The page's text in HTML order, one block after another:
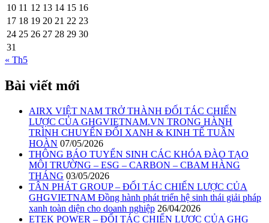
10 11 12 13 14 15 16
17 18 19 20 21 22 23
24 25 26 27 28 29 30
31
« Th5
Bài viết mới
AIRX VIỆT NAM TRỞ THÀNH ĐỐI TÁC CHIẾN
LƯỢC CỦA GHGVIETNAM.VN TRONG HÀNH
TRÌNH CHUYỂN ĐỔI XANH & KINH TẾ TUẦN
HOÀN 07/05/2026
THÔNG BÁO TUYỂN SINH CÁC KHÓA ĐÀO TẠO
MÔI TRƯỜNG – ESG – CARBON – CBAM HÀNG
THÁNG 03/05/2026
TÂN PHÁT GROUP – ĐỐI TÁC CHIẾN LƯỢC CỦA
GHGVIETNAM Đồng hành phát triển hệ sinh thái giải pháp
xanh toàn diện cho doanh nghiệp 26/04/2026
ETEK POWER – ĐỐI TÁC CHIẾN LƯỢC CỦA GHG